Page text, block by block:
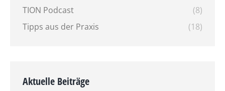
TION Podcast
(8)
Tipps aus der Praxis
(18)
Aktuelle Beiträge